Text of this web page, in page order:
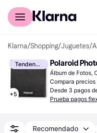
Comprar con Klarna
Klarna/Shopping/Juguetes/
Tendencia
+5
Polaroid
Álbum de Fotos,
Compara precios
Desde 3 pagos
Prueba pagos
Recomendado